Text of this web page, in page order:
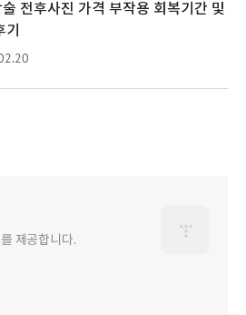
전후사진 가격 부작용 회복기간 및
제공합니다.